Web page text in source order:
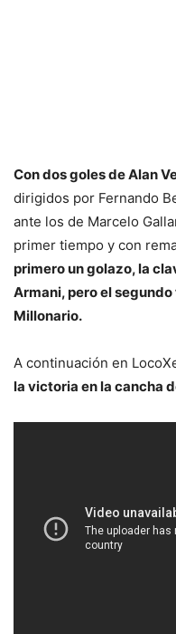
Con dos goles de Alan
dirigidos por Fernando
ante los de Marcelo
primer tiempo y con
primero un golazo, la
Armani, pero el
Millonario.
A continuación en
la victoria en la cancha